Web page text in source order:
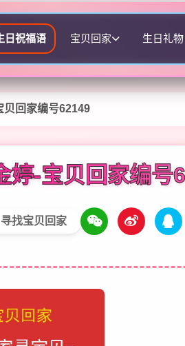
日祝福语 宝贝回家 生日礼物
贝回家编号62149
婷-宝贝回家编号
找宝贝回家